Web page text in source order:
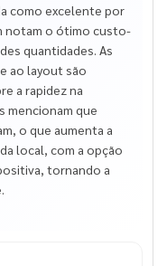
como excelente por
notam o ótimo custo-
quantidades. As
ao layout são
a rapidez na
mencionam que
o que aumenta a
local, com a opção
tornando a